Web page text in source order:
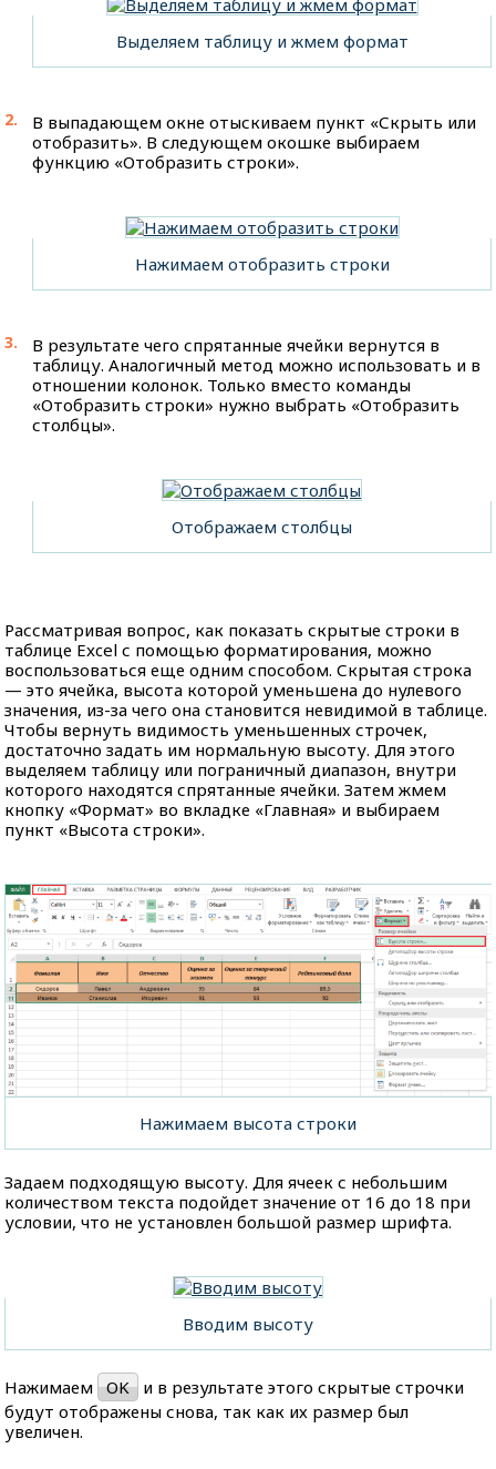
Выделяем таблицу и жмем формат
В выпадающем окне отыскиваем пункт «Скрыть или
отобразить». В следующем окошке выбираем
функцию «Отобразить строки».
Нажимаем отобразить строки
В результате чего спрятанные ячейки вернутся в
таблицу. Аналогичный метод можно использовать и в
отношении колонок. Только вместо команды
«Отобразить строки» нужно выбрать «Отобразить
столбцы».
Отображаем столбцы
Рассматривая вопрос, как показать скрытые строки в
таблице Excel с помощью форматирования, можно
воспользоваться еще одним способом. Скрытая строка
— это ячейка, высота которой уменьшена до нулевого
значения, из-за чего она становится невидимой в таблице.
Чтобы вернуть видимость уменьшенных строчек,
достаточно задать им нормальную высоту. Для этого
выделяем таблицу или пограничный диапазон, внутри
которого находятся спрятанные ячейки. Затем жмем
кнопку «Формат» во вкладке «Главная» и выбираем
пункт «Высота строки».
Нажимаем высота строки
Задаем подходящую высоту. Для ячеек с небольшим
количеством текста подойдет значение от 16 до 18 при
условии, что не установлен большой размер шрифта.
Вводим высоту
Нажимаем OK
и в результате этого скрытые строчки
будут отображены снова, так как их размер был
увеличен.